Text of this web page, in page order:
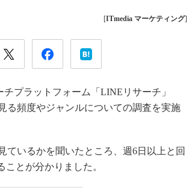
[ITmedia マーケティング]
プラットフォーム「LINEリサーチ」
る頻度やジャンルについての調査を実施
いるかを聞いたところ、週6日以上と回
とが分かりました。